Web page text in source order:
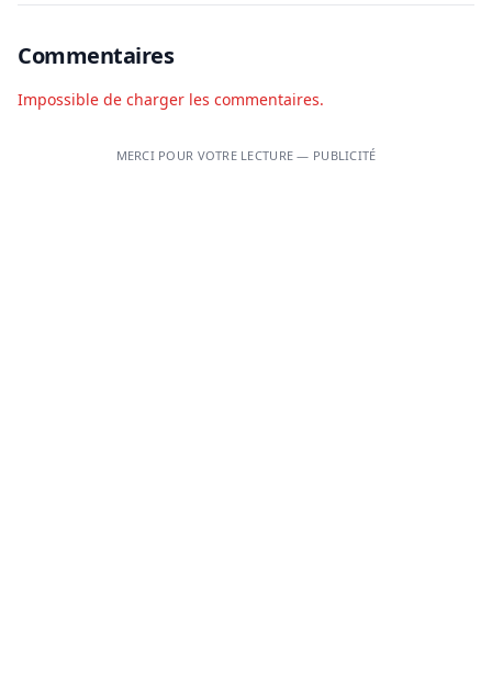
Commentaires
Impossible de charger les commentaires.
MERCI POUR VOTRE LECTURE — PUBLICITÉ